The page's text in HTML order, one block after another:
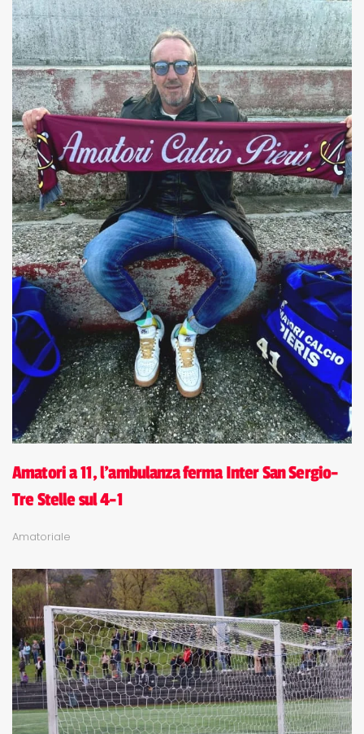
Amatori a 11, l'ambulanza ferma Inter San Sergio-
Tre Stelle sul 4-1
Amatoriale